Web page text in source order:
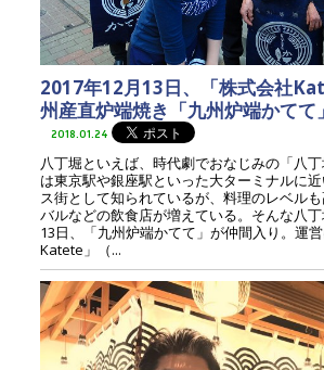
2017年12月13日、「株式会社
州産直炉端焼き「九州炉端かてて
2018.01.24
八丁堀といえば、時代劇でおなじみの「八
は東京駅や銀座駅といった大ターミナルに
ス街として知られているが、料理のレベル
バルなどの飲食店が増えている。そんな八
13日、「九州炉端かてて」が仲間入り。運
Katete」（...